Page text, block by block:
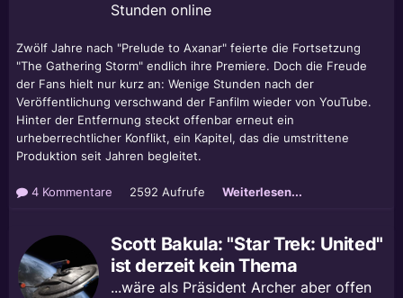
Stunden online
Zwölf Jahre nach "Prelude to Axanar" feierte die Fortsetzung
"The Gathering Storm" endlich ihre Premiere. Doch die Freude
der Fans hielt nur kurz an: Wenige Stunden nach der
Veröffentlichung verschwand der Fanfilm wieder von YouTube.
Hinter der Entfernung steckt offenbar erneut ein
urheberrechtlicher Konflikt, ein Kapitel, das die umstrittene
Produktion seit Jahren begleitet.
4 Kommentare 2592 Aufrufe Weiterlesen...
Scott Bakula: "Star Trek: United"
ist derzeit kein Thema
...wäre als Präsident Archer aber offen